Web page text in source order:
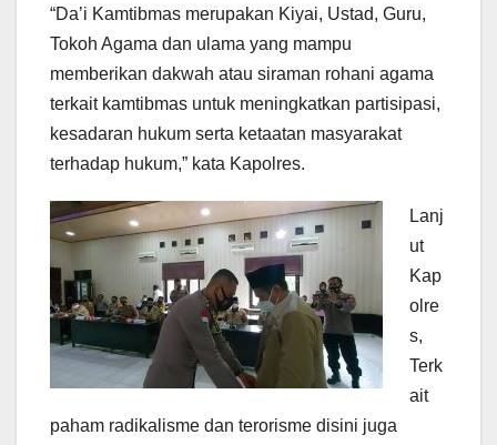
“Da’i Kamtibmas merupakan Kiyai, Ustad, Guru,
Tokoh Agama dan ulama yang mampu
memberikan dakwah atau siraman rohani agama
terkait kamtibmas untuk meningkatkan partisipasi,
kesadaran hukum serta ketaatan masyarakat
terhadap hukum,” kata Kapolres.
Lanj
ut
Kap
olre
s,
Terk
ait
paham radikalisme dan terorisme disini juga